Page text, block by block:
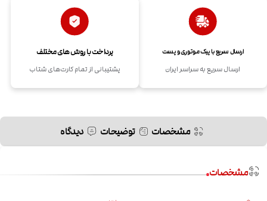
ارسال سریع با پیک موتوری و پست
ارسال سریع به سراسر ایران
پرداخت با روش های مختلف
پشتیبانی از تمام کارت‌های شتاب
مشخصات توضیحات دیدگاه
مشخصات